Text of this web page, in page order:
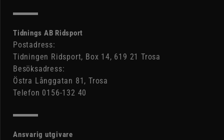
Tidnings AB Ridsport
Postadress:
Tidningen Ridsport, Box 14, 619 21 Trosa
Besöksadress:
Östra Långgatan 81, Trosa
Telefon 0156-132 40
Ansvarig utgivare